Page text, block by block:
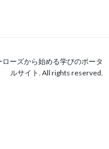
ーズから始める学びのポータ
ルサイト. All rights reserved.